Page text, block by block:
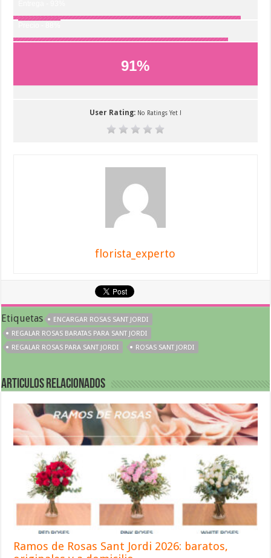
91%
User Rating: No Ratings Yet !
florista_experto
Etiquetas
ENCARGAR ROSAS SANT JORDI
REGALAR ROSAS BARATAS PARA SANT JORDI
REGALAR ROSAS PARA SANT JORDI
ROSAS SANT JORDI
Articulos relacionados
Ramos de Rosas Sant Jordi 2026: baratos,